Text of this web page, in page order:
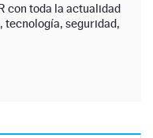
con toda la actualidad
tecnología, seguridad,